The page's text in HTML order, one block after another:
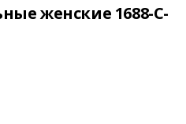
женские 1688-C-